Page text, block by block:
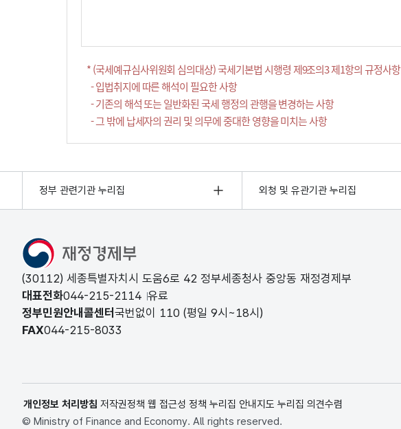
* (국세예규심사위원회 심의대상) 국세기본법 시행령 제9조의3 제1항의 규정사항
- 입법취지에 따른 해석이 필요한 사항
- 기존의 해석 또는 일반화된 국세 행정의 관행을 변경하는 사항
- 그 밖에 납세자의 권리 및 의무에 중대한 영향을 미치는 사항
정부 관련기관 누리집 외청 및 유관기관 누리집
(30112) 세종특별자치시 도움6로 42 정부세종청사 중앙동 재정경제부
대표전화044-215-2114 유료
정부민원안내콜센터 국번없이 110 (평일 9시~18시)
FAX044-215-8033
개인정보 처리방침 저작권정책 웹 접근성 정책 누리집 안내지도 누리집 의견수렴
© Ministry of Finance and Economy. All rights reserved.